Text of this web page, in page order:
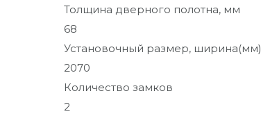
Толщина дверного полотна, мм
68
Установочный размер, ширина(мм)
2070
Количество замков
2